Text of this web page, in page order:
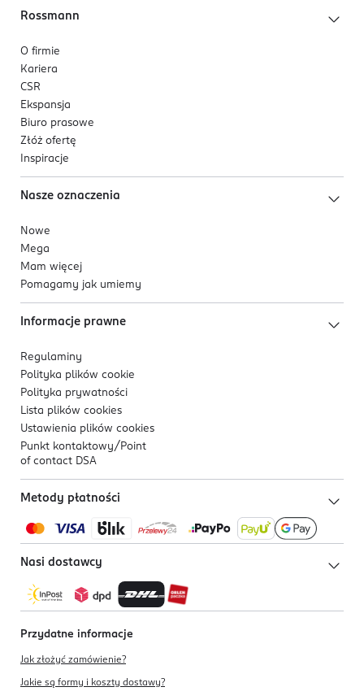
Rossmann
O firmie
Kariera
CSR
Ekspansja
Biuro prasowe
Złóż ofertę
Inspiracje
Nasze oznaczenia
Nowe
Mega
Mam więcej
Pomagamy jak umiemy
Informacje prawne
Regulaminy
Polityka plików cookie
Polityka prywatności
Lista plików cookies
Ustawienia plików cookies
Punkt kontaktowy/ Point
of contact DSA
Metody płatności
Nasi dostawcy
Przydatne informacje
Jak złożyć zamówienie?
Jakie są formy i koszty dostawy?